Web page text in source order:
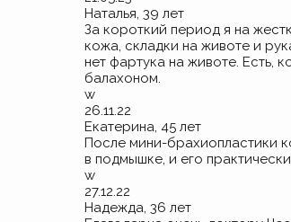
Наталья, 39 лет
За короткий период я на
кожа, складки на животе и
нет фартука на животе. Есть,
балахоном.
w
26.11.22
Екатерина, 45 лет
После мини-брахиопластики
в подмышке, и его
w
27.12.22
Надежда, 36 лет